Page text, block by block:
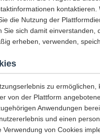
die Nutzung der
Sie sich damit
erheben, verwenden,
zu
von der Plattform
Anwendungen
und einen
von Cookies